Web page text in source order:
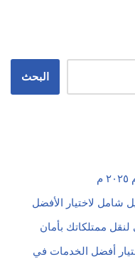
البحث
شامل لاختيار الأفضل
ممتلكاتك بأمان
أفضل الخدمات في